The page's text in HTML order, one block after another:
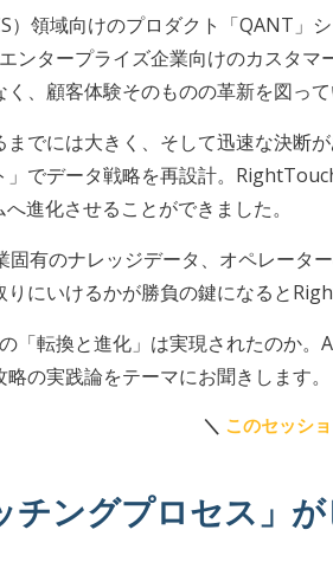
）領域向けのプロダクト「QANT」
ンタープライズ企業向けのカスタ
、顧客体験そのものの革新を図って
までには大きく、そして迅速な決断
」でデータ戦略を再設計。
進化させることができました。
固有のナレッジデータ、オペレータ
にいけるかが勝負の鍵になると
「転換と進化」は実現されたのか。
の実践論をテーマにお聞きします。
＼ このセッシ
チングプロセス」